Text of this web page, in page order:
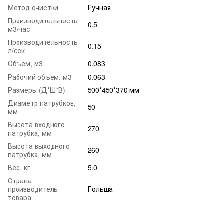
Метод очистки
Ручная
Производительность
м3/час
0.5
Производительность
л/сек
0.15
Объем, м3
0.083
Рабочий объем, м3
0.063
Размеры (Д*Ш*В)
500*450*370 мм
Диаметр патрубков,
мм
50
Высота входного
патрубка, мм
270
Высота выходного
патрубка, мм
260
Вес, кг
5.0
Страна
производитель
товара
Польша